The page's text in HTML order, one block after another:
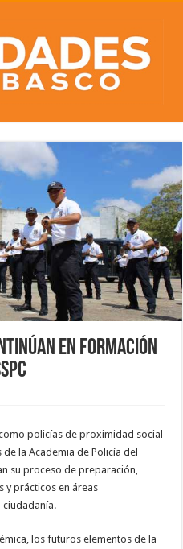
en formación
policías de proximidad social
la Academia de Policía del
su proceso de preparación,
y prácticos en áreas
ciudadanía.
los futuros elementos de la